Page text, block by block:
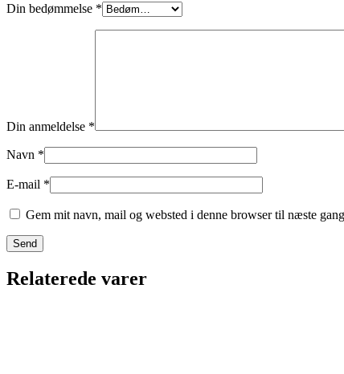
Din bedømmelse *
Din anmeldelse *
Navn *
E-mail *
Gem mit navn, mail og websted i denne browser til næste
Relaterede varer